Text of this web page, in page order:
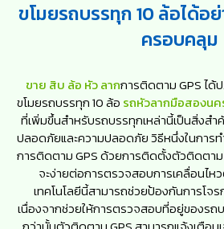
ขโมยรถบรรทุก 10 ล้อได้อ
ครอบคลุม
ขาย สิบ ล้อ หัว ลากการติดตาม GPS ได้
ขโมยรถบรรทุก 10 ล้อ รถหัวลากมือสองน
ที่เพิ่มขึ้นสำหรับรถบรรทุกเหล่านี้เป็นสิ่งส
ปลอดภัยและความปลอดภัย วิธีหนึ่งในการท
การติดตาม GPS ด้วยการติดตั้งตัวติดตาม
จะง่ายต่อการตรวจสอบการเคลื่อนไห
เทคโนโลยีนี้สามารถช่วยป้องกันการโจ
เนื่องจากช่วยให้การตรวจสอบที่อยู่ของรถ